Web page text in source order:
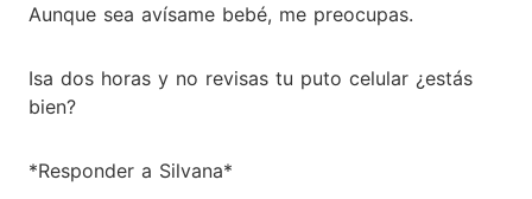
Aunque sea avísame bebé, me preocupas.
Isa dos horas y no revisas tu puto celular ¿estás
bien?
*Responder a Silvana*